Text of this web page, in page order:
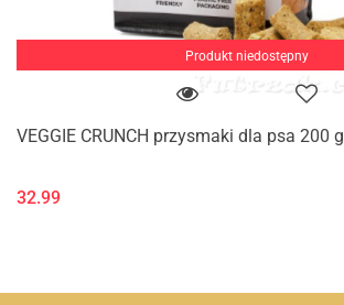
Produkt niedostępny
VEGGIE CRUNCH przysmaki dla psa 200 g
32.99